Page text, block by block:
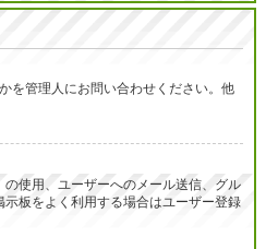
を管理人にお問い合わせください。他
使用、ユーザーへのメール送信、グル
板をよく利用する場合はユーザー登録